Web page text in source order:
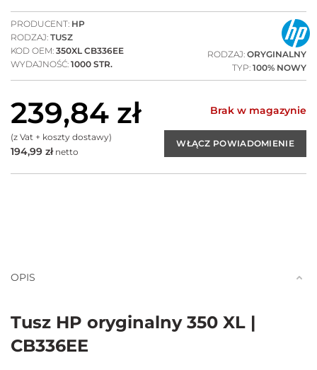
PRODUCENT: HP
RODZAJ: TUSZ
KOD OEM: 350XL CB336EE
WYDAJNOŚĆ: 1000 STR.
RODZAJ: ORYGINALNY
TYP: 100% NOWY
239,84 zł
(z Vat + koszty dostawy)
194,99 złnetto
Brak w magazynie
OPIS
Tusz HP oryginalny 350 XL |
CB336EE